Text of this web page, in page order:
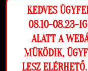
Ez a weboldal
lehető legjobb
Beállítások
Az online fizetést a
KEDVES
08.10-08.23-IG
ALATT A
MÜKÖDIK,
LESZ